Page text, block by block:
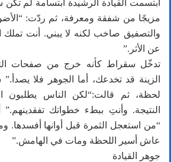
ابتسمت القيادة الرشيدة ابتسامة لم تكن
مزيجًا من شفقة ومعرفة، ثم ردّت:
والتصفيق صاخب لكنه لا يبني. أنت تملك
عن الأثر.”
تدخّل سقراط كأنه خرج من صفحات
الزينة قد تخدعك، أما الجوهر فلا
لحظة، ثم قالت:“لكن الناس يطلبون
النتيجة. وأنتِ ببطء خطواتك
“من استعجل الثمرة قبل أوانها أفسدها.
عاش أسير اللحظة ومات في الهامش.”
جوهر القيادة